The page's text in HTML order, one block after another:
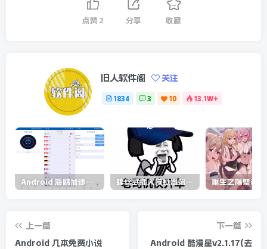
点赞 2 分享 收藏
旧人软件阁 关注
1834 3 10 13.1W+
Android 海鸥加速器v6.6.3(解锁会员) 螺丝式插入模拟器第5代/NejicomiSimulator.Vol.5.v1.0.2
上一篇
Android 几本免费小说
下一篇
Android 酷漫星v2.1.17(去